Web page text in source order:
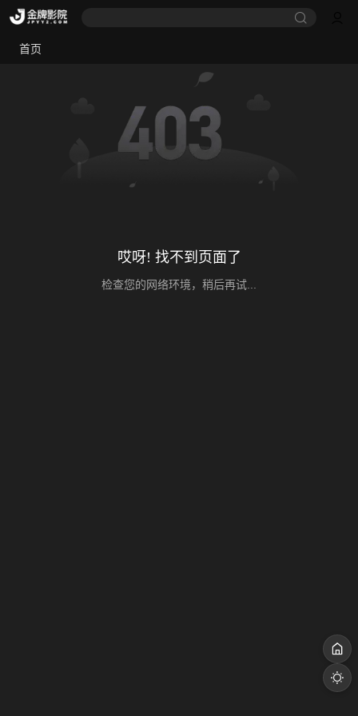
首页
哎呀! 找不到页面了
检查您的网络环境，稍后再试...